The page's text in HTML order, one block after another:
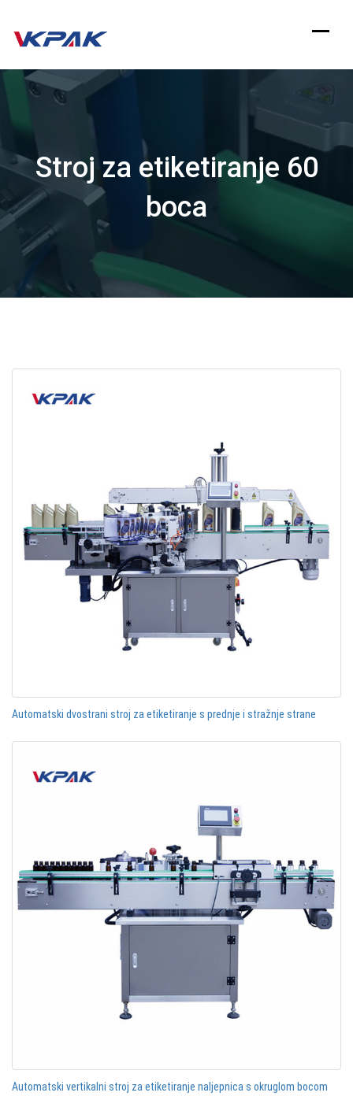
Preskoči
Stroj za etiketiranje 60
boca
Automatski dvostrani stroj za etiketiranje s prednje i stražnje strane
Automatski vertikalni stroj za etiketiranje naljepnica s okruglom bocom